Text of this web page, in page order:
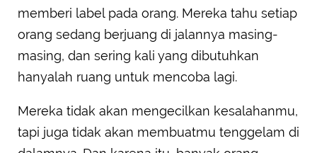
memberi label pada orang. Mereka tahu setiap
orang sedang berjuang di jalannya masing-
masing, dan sering kali yang dibutuhkan
hanyalah ruang untuk mencoba lagi.
Mereka tidak akan mengecilkan kesalahanmu,
tapi juga tidak akan membuatmu tenggelam di